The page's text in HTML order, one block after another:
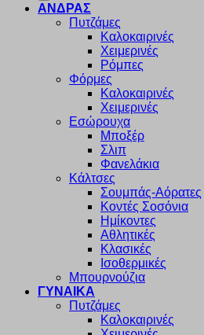
ΑΝΔΡΑΣ
Πυτζάμες
Καλοκαιρινές
Χειμερινές
Ρόμπες
Φόρμες
Καλοκαιρινές
Χειμερινές
Εσώρουχα
Μποξέρ
Σλιπ
Φανελάκια
Κάλτσες
Σουμπάς-Αόρατες
Κοντές Σοσόνια
Ημίκοντες
Αθλητικές
Κλασικές
Ισοθερμικές
Μπουρνούζια
ΓΥΝΑΙΚΑ
Πυτζάμες
Καλοκαιρινές